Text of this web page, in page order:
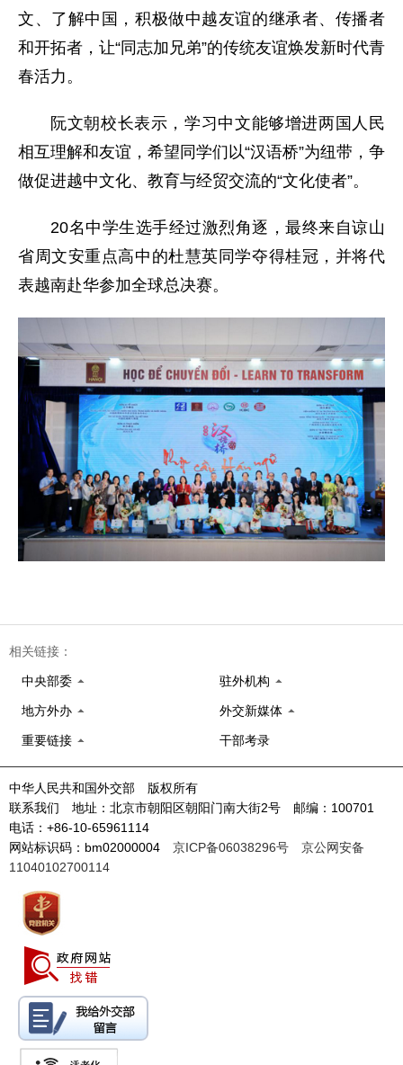
文、了解中国，积极做中越友谊的继承者、传播者
和开拓者，让“同志加兄弟”的传统友谊焕发新时代青
春活力。
阮文朝校长表示，学习中文能够增进两国人民
相互理解和友谊，希望同学们以“汉语桥”为纽带，争
做促进越中文化、教育与经贸交流的“文化使者”。
20名中学生选手经过激烈角逐，最终来自谅山
省周文安重点高中的杜慧英同学夺得桂冠，并将代
表越南赴华参加全球总决赛。
相关链接：
中央部委 驻外机构
地方外办 外交新媒体
重要链接 干部考录
中华人民共和国外交部 版权所有
联系我们 地址：北京市朝阳区朝阳门南大街2号 邮编：100701
电话：+86-10-65961114
网站标识码：bm02000004 京ICP备06038296号
京公网安备
11040102700114